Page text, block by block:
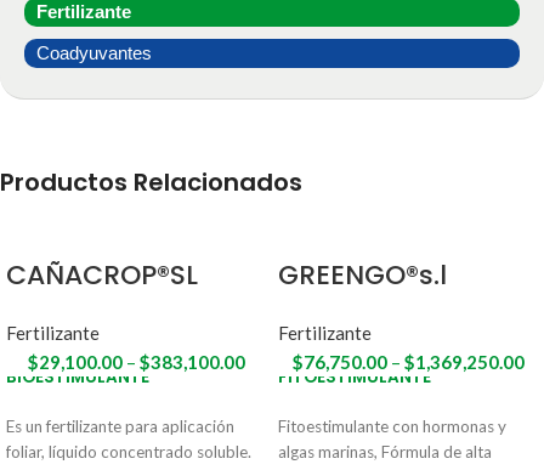
Fertilizante
Coadyuvantes
Productos Relacionados
CAÑACROP®SL
Fertilizante
$29,100.00– $383,100.00
BIOESTIMULANTE
Es un fertilizante para aplicación
foliar, líquido concentrado soluble.
GREENGO®s.l
Fertilizante
$76,750.00– $1,369,250.00
FITOESTIMULANTE
Fitoestimulante con hormonas y
algas marinas, Fórmula de alta